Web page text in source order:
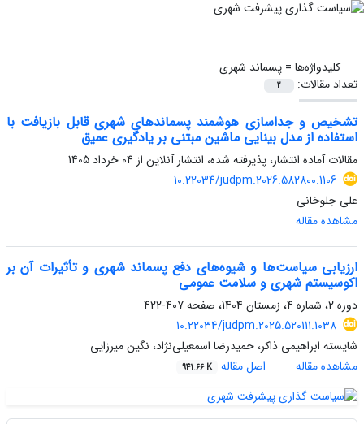
کلیدواژه‌ها =پسماند شهری
تعداد مقالات:
2
تشخیص و جداسازی هوشمند پسماندهای شهری قابل بازیافت با
استفاده از مدل بینایی ماشین مبتنی بر یادگیری عمیق
مقالات آماده انتشار، پذیرفته شده، انتشار آنلاین از 04 خرداد 1405
10.22034/judpm.2026.582800.1106
علی جلوخانی
مشاهده مقاله
ارزیابی سیاست‌ها و شیوه‌های دفع پسماند شهری و تأثیرات آن بر
اکوسیستم شهری و سلامت عمومی
دوره 2، شماره 4، زمستان 1404، صفحه
407-422
10.22034/judpm.2025.520111.1038
شایسته ابراهیمی ذاکر، حمیدرضا اسمعیلی‌نژاد، نگین میرزایی
مشاهده مقاله
اصل مقاله 941.66 K